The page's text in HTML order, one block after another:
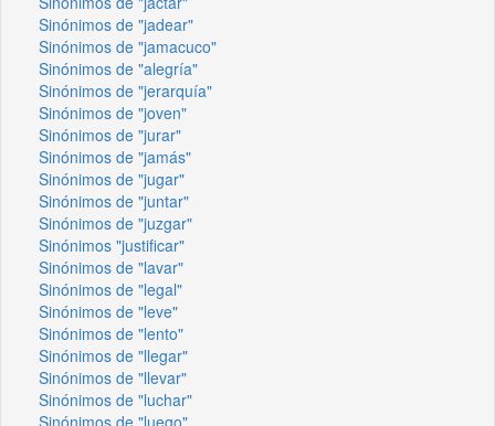
Sinónimos de "jadear"
Sinónimos de "jamacuco"
Sinónimos de "alegría"
Sinónimos de "jerarquía"
Sinónimos de "joven"
Sinónimos de "jurar"
Sinónimos de "jamás"
Sinónimos de "jugar"
Sinónimos de "juntar"
Sinónimos de "juzgar"
Sinónimos "justificar"
Sinónimos de "lavar"
Sinónimos de "legal"
Sinónimos de "leve"
Sinónimos de "lento"
Sinónimos de "llegar"
Sinónimos de "llevar"
Sinónimos de "luchar"
Sinónimos de "luego"